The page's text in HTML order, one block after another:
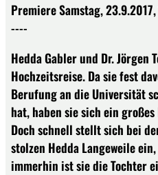
Premiere Samstag,
----
Hedda Gabler und Dr. Jörgen
Hochzeitsreise. Da sie fest
Berufung an die Universität
hat, haben sie sich ein
Doch schnell stellt sich bei
stolzen Hedda Langeweile
immerhin ist sie die Tochter